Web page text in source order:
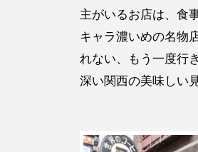
主がいるお店は、食
キャラ濃いめの名物
れない、もう一度行
深い関西の美味しい